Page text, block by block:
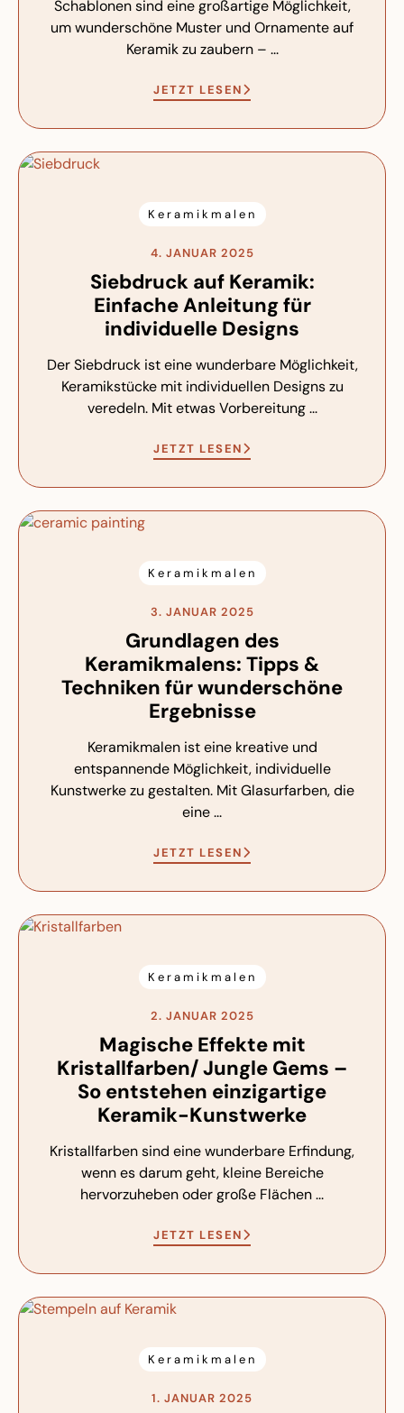
Schablonen sind eine großartige Möglichkeit,
um wunderschöne Muster und Ornamente auf
Keramik zu zaubern – ...
JETZT LESEN
Keramikmalen
4. JANUAR 2025
Siebdruck auf Keramik:
Einfache Anleitung für
individuelle Designs
Der Siebdruck ist eine wunderbare Möglichkeit,
Keramikstücke mit individuellen Designs zu
veredeln. Mit etwas Vorbereitung ...
JETZT LESEN
Keramikmalen
3. JANUAR 2025
Grundlagen des
Keramikmalens: Tipps &
Techniken für wunderschöne
Ergebnisse
Keramikmalen ist eine kreative und
entspannende Möglichkeit, individuelle
Kunstwerke zu gestalten. Mit Glasurfarben, die
eine ...
JETZT LESEN
Keramikmalen
2. JANUAR 2025
Magische Effekte mit
Kristallfarben/ Jungle Gems –
So entstehen einzigartige
Keramik-Kunstwerke
Kristallfarben sind eine wunderbare Erfindung,
wenn es darum geht, kleine Bereiche
hervorzuheben oder große Flächen ...
JETZT LESEN
Keramikmalen
1. JANUAR 2025